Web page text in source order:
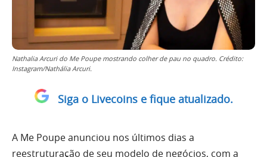
Nathalia Arcuri do Me Poupe mostrando colher de pau no quadro. Crédito:
Instagram/Nathália Arcuri.
Siga o Livecoins e fique atualizado.
A Me Poupe anunciou nos últimos dias a
reestruturação de seu modelo de negócios, com a